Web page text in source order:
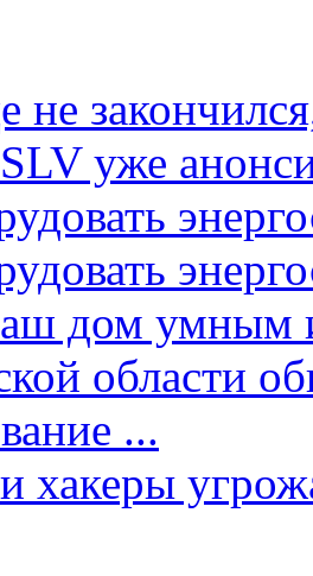
не
уже
дом умным
области
...
хакеры